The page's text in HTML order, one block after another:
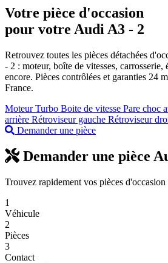
Votre pièce d'occasion
pour votre Audi A3 - 2
Retrouvez toutes les pièces détachées
- 2 : moteur, boîte de vitesses, carrosserie,
encore. Pièces contrôlées et garanties 24
France.
MoteurTurbo Boite de vitesse Pare choc
arrière Rétroviseur gauche Rétroviseur
Demander une pièce
Demander une pièce
Trouvez rapidement vos pièces d'occasion
1
Véhicule
2
Pièces
3
Contact